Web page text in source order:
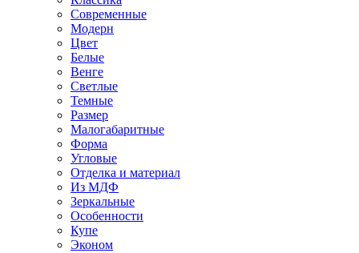
Современные
Модерн
Цвет
Белые
Венге
Светлые
Темные
Размер
Малогабаритные
Форма
Угловые
Отделка и материал
Из МДФ
Зеркальные
Особенности
Купе
Эконом